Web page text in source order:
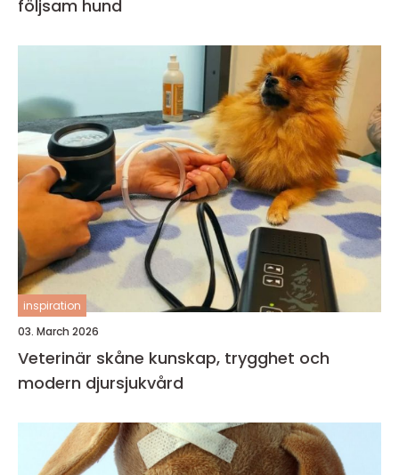
följsam hund
inspiration
03. March 2026
Veterinär skåne kunskap, trygghet och
modern djursjukvård